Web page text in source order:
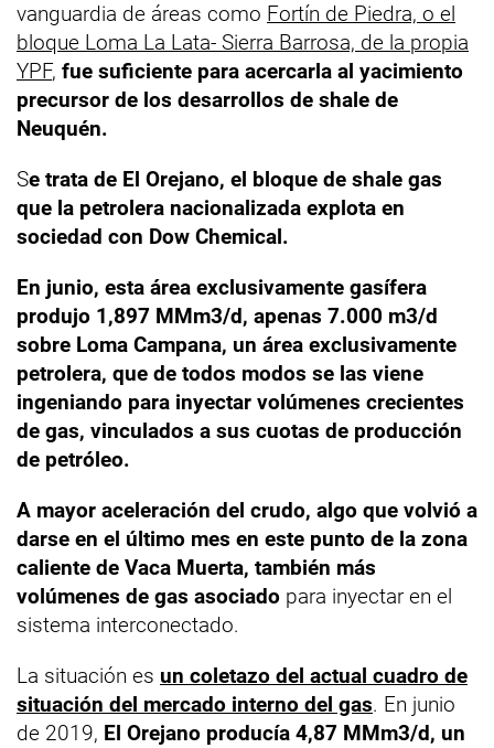
vanguardia de áreas como Fortín de Piedra, o el
bloque Loma La Lata- Sierra Barrosa, de la propia
YPF, fue suficiente para acercarla al yacimiento
precursor de los desarrollos de shale de
Neuquén.
Se trata de El Orejano, el bloque de shale gas
que la petrolera nacionalizada explota en
sociedad con Dow Chemical.
En junio, esta área exclusivamente gasífera
produjo 1,897 MMm3/d, apenas 7.000 m3/d
sobre Loma Campana, un área exclusivamente
petrolera, que de todos modos se las viene
ingeniando para inyectar volúmenes crecientes
de gas, vinculados a sus cuotas de producción
de petróleo.
A mayor aceleración del crudo, algo que volvió a
darse en el último mes en este punto de la zona
caliente de Vaca Muerta, también más
volúmenes de gas asociado para inyectar en el
sistema interconectado.
La situación es un coletazo del actual cuadro de
situación del mercado interno del gas. En junio
de 2019, El Orejano producía 4,87 MMm3/d, un